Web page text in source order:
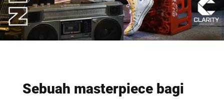
Sebuah masterpiece bagi